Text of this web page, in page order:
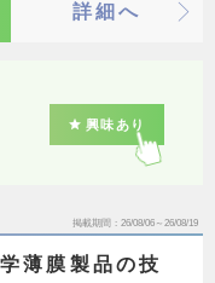
詳細へ
興味あり
掲載期間 26/08/06～26/08/19
薄膜製品の技